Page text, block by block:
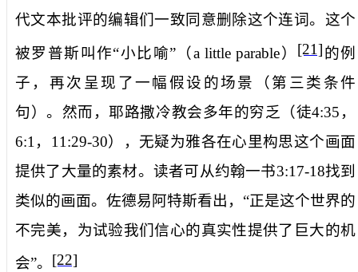
代文本批评的编辑们一致同意删除这个连词。这个
被罗普斯叫作“小比喻”（a little parable） [21]的例
子，再次呈现了一幅假设的场景（第三类条件
句）。然而，耶路撒冷教会多年的穷乏（徒4:35 ，
6:1 ， 11:29-30），无疑为雅各在心里构思这个画面
提供了大量的素材。读者可从约翰一书3:17-18找到
类似的画面。佐德易阿特斯看出，“正是这个世界的
不完美，为试验我们信心的真实性提供了巨大的机
会”。 [22]